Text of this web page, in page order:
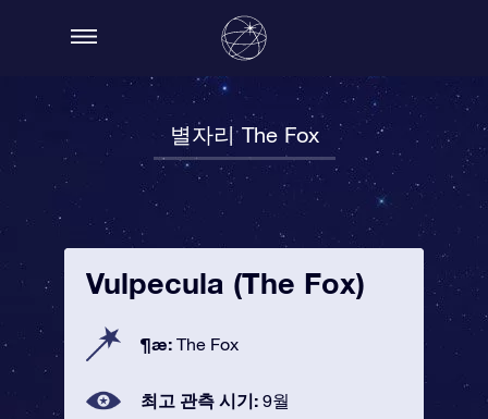
별자리 The Fox
Vulpecula (The Fox)
¶æ: The Fox
최고 관측 시기: 9월